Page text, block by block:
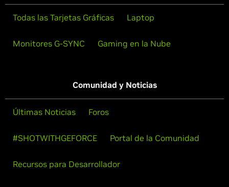
Todas las Tarjetas Gráficas Laptop
Monitores G-SYNC Gaming en la Nube
Comunidad y Noticias
Últimas Noticias Foros
#SHOTWITHGEFORCE Portal de la Comunidad
Recursos para Desarrollador